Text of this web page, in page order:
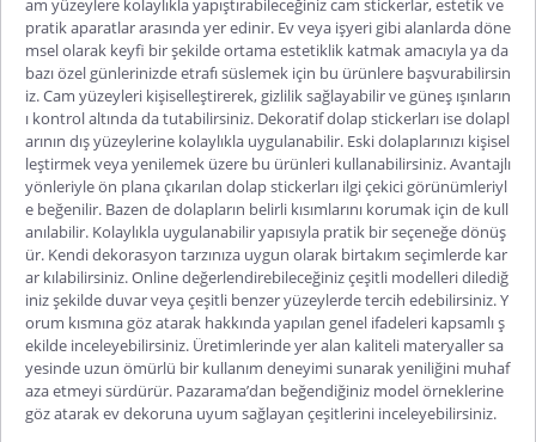
am yüzeylere kolaylıkla yapıştırabileceğiniz cam stickerlar, estetik ve
pratik aparatlar arasında yer edinir. Ev veya işyeri gibi alanlarda döne
msel olarak keyfi bir şekilde ortama estetiklik katmak amacıyla ya da
bazı özel günlerinizde etrafı süslemek için bu ürünlere başvurabilirsin
iz. Cam yüzeyleri kişiselleştirerek, gizlilik sağlayabilir ve güneş ışınların
ı kontrol altında da tutabilirsiniz. Dekoratif dolap stickerları ise dolapl
arının dış yüzeylerine kolaylıkla uygulanabilir. Eski dolaplarınızı kişisel
leştirmek veya yenilemek üzere bu ürünleri kullanabilirsiniz. Avantajlı
yönleriyle ön plana çıkarılan dolap stickerları ilgi çekici görünümleriyl
e beğenilir. Bazen de dolapların belirli kısımlarını korumak için de kull
anılabilir. Kolaylıkla uygulanabilir yapısıyla pratik bir seçeneğe dönüş
ür. Kendi dekorasyon tarzınıza uygun olarak birtakım seçimlerde kar
ar kılabilirsiniz. Online değerlendirebileceğiniz çeşitli modelleri dilediğ
iniz şekilde duvar veya çeşitli benzer yüzeylerde tercih edebilirsiniz. Y
orum kısmına göz atarak hakkında yapılan genel ifadeleri kapsamlı ş
ekilde inceleyebilirsiniz. Üretimlerinde yer alan kaliteli materyaller sa
yesinde uzun ömürlü bir kullanım deneyimi sunarak yeniliğini muhaf
aza etmeyi sürdürür. Pazarama’dan beğendiğiniz model örneklerine
göz atarak ev dekoruna uyum sağlayan çeşitlerini inceleyebilirsiniz.